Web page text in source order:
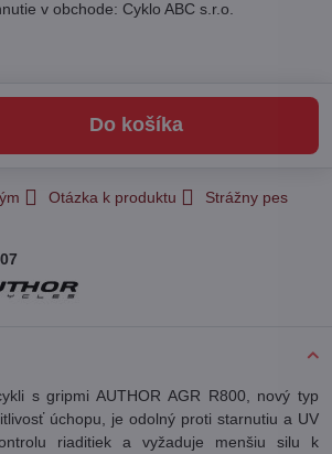
Cyklo ABC s.r.o.
Do košíka
Otázka k produktu
Strážny pes
s gripmi AUTHOR AGR R800, nový typ
úchopu, je odolný proti starnutiu a UV
riaditiek a vyžaduje menšiu silu k